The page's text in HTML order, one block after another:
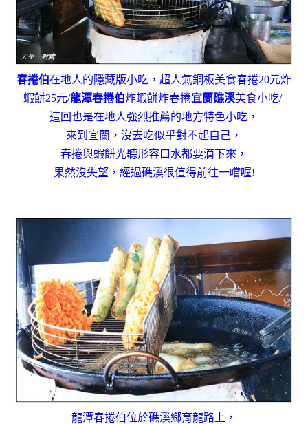
春捲伯在地人的隱藏版小吃，超人氣銅板美食春捲20元炸
蝦餅25元/龍潭春捲伯炸蝦餅炸春捲宜蘭礁溪美食小吃/
這回也是在地人強烈推薦的地方特色小吃，
來到宜蘭，沒去吃似乎對不起自己，
春捲與蝦餅光聽形容口水都要滴下來，
果然沒失望，經過礁溪很值得前往一嚐喔!
龍潭春捲伯位於礁溪鄉育龍路上，